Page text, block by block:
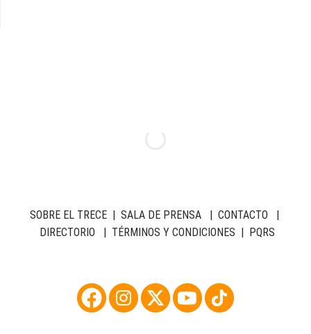
SOBRE EL TRECE| SALA DE PRENSA| CONTACTO
DIRECTORIO
TÉRMINOS Y CONDICIONES PQRS